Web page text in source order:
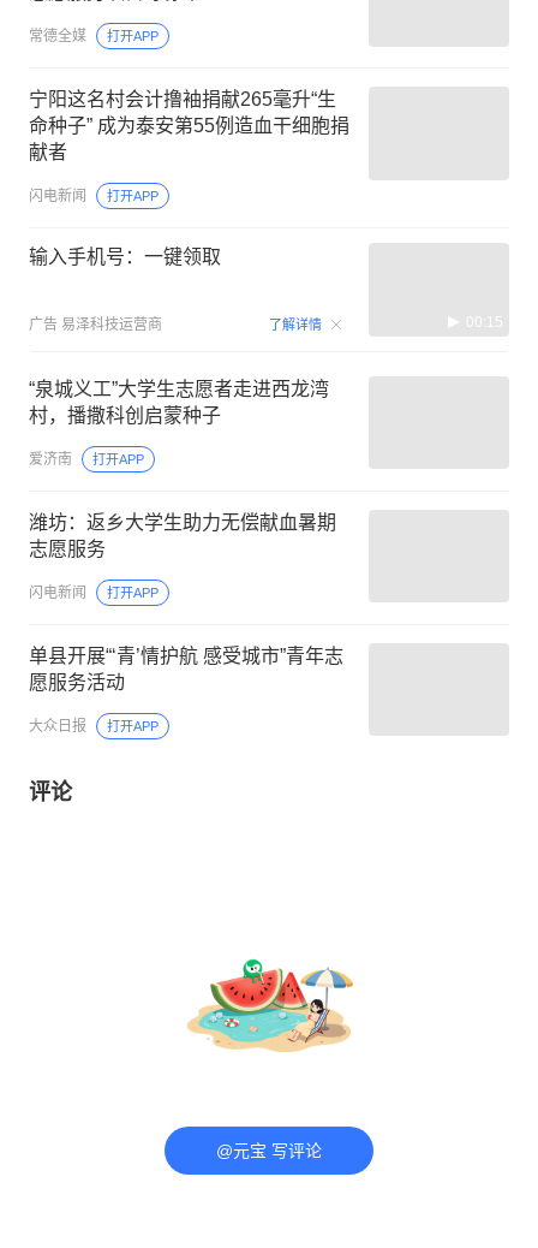
常德全媒 打开APP
宁阳这名村会计撸袖捐献265毫升“生
命种子” 成为泰安第55例造血干细胞捐
献者
闪电新闻 打开APP
输入手机号：一键领取
广告 易泽科技运营商 了解详情 00:15
“泉城义工”大学生志愿者走进西龙湾
村，播撒科创启蒙种子
爱济南 打开APP
潍坊：返乡大学生助力无偿献血暑期
志愿服务
闪电新闻 打开APP
单县开展“‘青’情护航 感受城市”青年志
愿服务活动
大众日报 打开APP
评论
@元宝 写评论